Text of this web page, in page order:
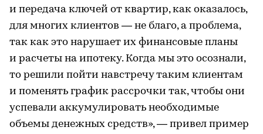
и передача ключей от квартир, как оказалось,
для многих клиентов — не благо, а проблема,
так как это нарушает их финансовые планы
и расчеты на ипотеку. Когда мы это осознали,
то решили пойти навстречу таким клиентам
и поменять график рассрочки так, чтобы они
успевали аккумулировать необходимые
объемы денежных средств», — привел пример